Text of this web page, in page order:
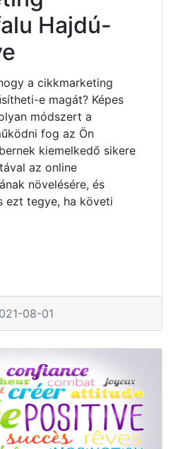
Hajdú-
a cikkmarketing
e magát? Képes
módszert a
fog az Ön
kiemelkedő sikere
az online
növelésére, és
ezt tegye, ha követi
08-01